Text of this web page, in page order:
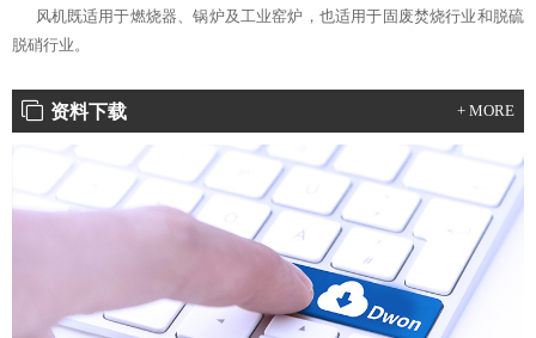
风机既适用于燃烧器、锅炉及工业窑炉，也适用于固废焚烧行业和脱硫
脱硝行业。
资料下载 + MORE